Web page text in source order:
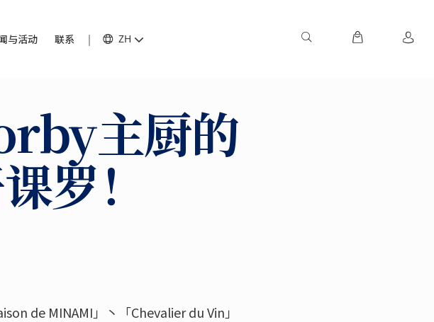
与活动 联系 ZH
主厨的
罗！
de MINAMI」丶「Chevalier du Vin」